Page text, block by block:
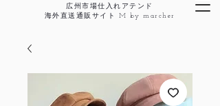
広州市場仕入れアテンド
​海外直送通販サイト M by marcher